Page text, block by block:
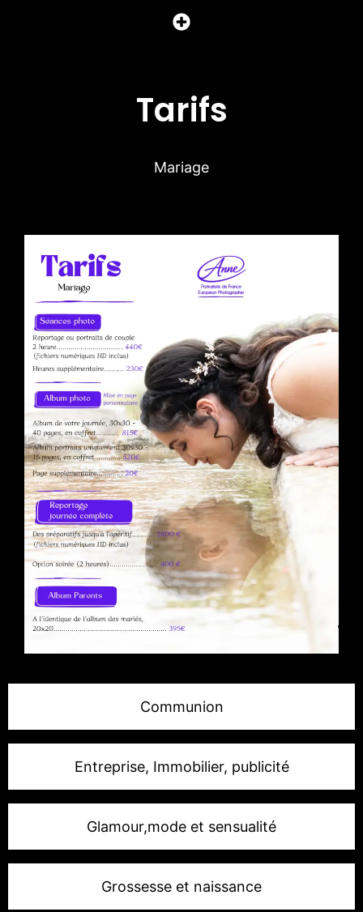
Tarifs
Mariage
Communion
Entreprise, Immobilier, publicité
Glamour,mode et sensualité
Grossesse et naissance